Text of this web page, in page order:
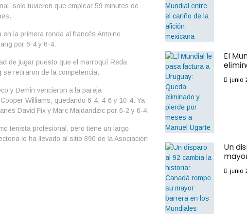
solo tuvieron que emplear 59 minutos de
la primera ronda al francés Antoine
por 6-4 y 6-4.
de jugar puesto que el marroquí Reda
se retiraron de la competencia.
y Demin vencieron a la pareja
Williams, quedando 6-4, 4-6 y 10-4. Ya
David Fix y Marc Majdandzic por 6-2 y 6-4.
tenista profesional, pero tiene un largo
lo ha llevado al sitio 890 de la Asociación
El
junio
Un
junio